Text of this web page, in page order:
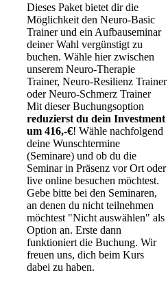
Dieses Paket bietet dir die
Möglichkeit den Neuro-Basic
Trainer und ein Aufbauseminar
deiner Wahl vergünstigt zu
buchen. Wähle hier zwischen
unserem Neuro-Therapie
Trainer, Neuro-Resilienz Trainer
oder Neuro-Schmerz Trainer
Mit dieser Buchungsoption
reduzierst du dein Investment
um 416,-€! Wähle nachfolgend
deine Wunschtermine
(Seminare) und ob du die
Seminar in Präsenz vor Ort oder
live online besuchen möchtest.
Gebe bitte bei den Seminaren,
an denen du nicht teilnehmen
möchtest "Nicht auswählen" als
Option an. Erste dann
funktioniert die Buchung. Wir
freuen uns, dich beim Kurs
dabei zu haben.